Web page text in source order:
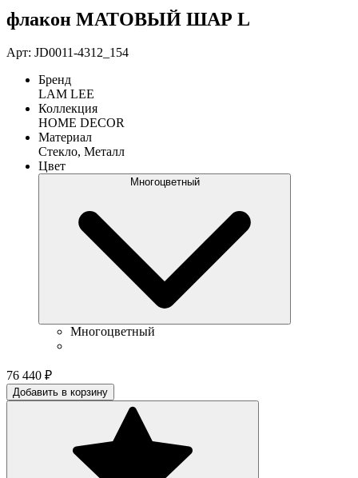
флакон МАТОВЫЙ ШАР L
Арт: JD0011-4312_154
Бренд
LAM LEE
Коллекция
HOME DECOR
Материал
Стекло, Металл
Цвет
Многоцветный
Многоцветный
76 440 ₽
Добавить в корзину